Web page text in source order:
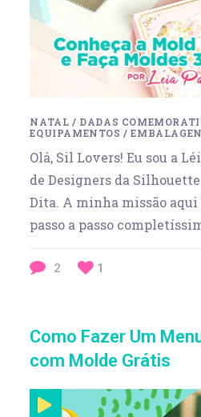
NATAL / DADAS
EQUIPAMENTOS /
Olá, Sil Lovers! Eu sou a
de Designers da
Dita. A minha missão aqui
passo a passo
2 1
Como Fazer Um
com Molde Grátis